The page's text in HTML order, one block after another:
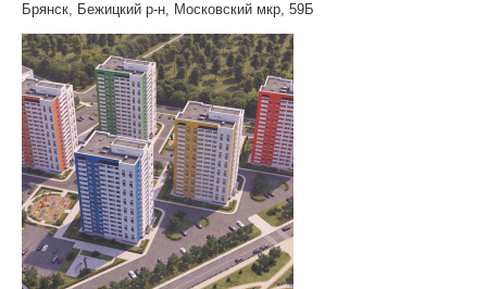
Брянск, Бежицкий р-н, Московский мкр, 59Б